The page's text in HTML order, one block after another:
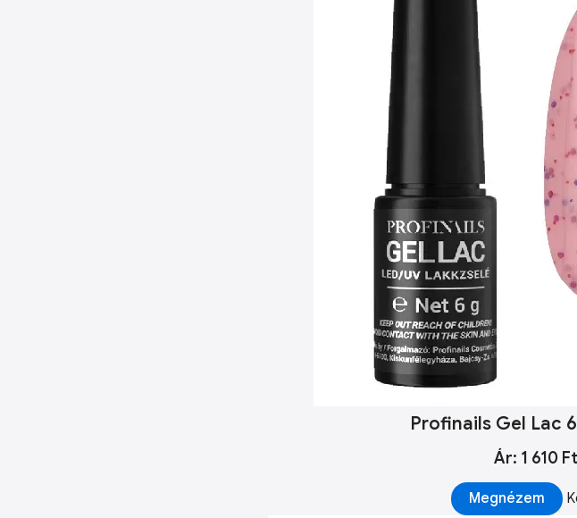
Profinails Gel Lac
Ár: 1 610 Ft
Megnézem